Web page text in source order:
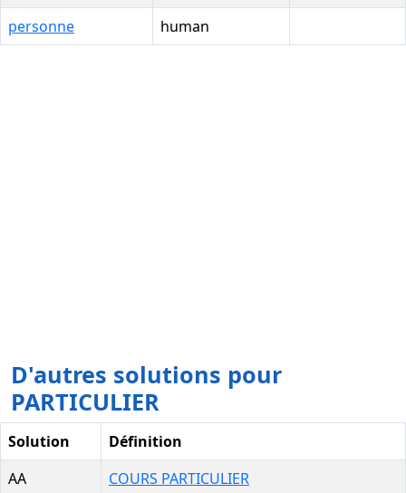
personne
human
D'autres solutions pour
PARTICULIER
Solution
Définition
AA
COURS PARTICULIER